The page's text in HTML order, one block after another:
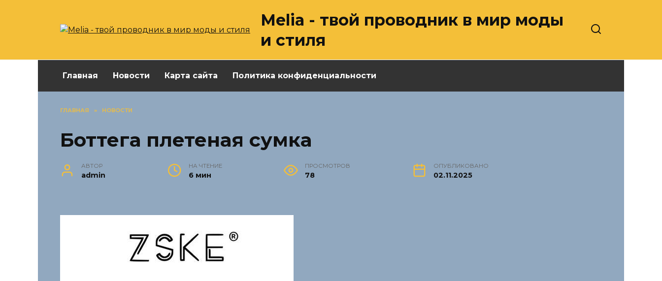
Melia - твой проводник в мир моды
и стиля
Главная Новости Карта сайта Политика конфиденциальности
ГЛАВНАЯ » НОВОСТИ
Боттега плетеная сумка
АВТОР
admin
НА ЧТЕНИЕ
6 мин
ПРОСМОТРОВ
78
ОПУБЛИКОВАНО
02.11.2025